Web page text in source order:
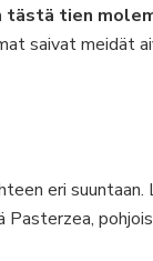
tien
saivat meidät
eri
Pasterzea,